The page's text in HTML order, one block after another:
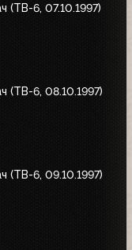
(ТВ-6, 07.10.1997)
(ТВ-6, 08.10.1997)
(ТВ-6, 09.10.1997)